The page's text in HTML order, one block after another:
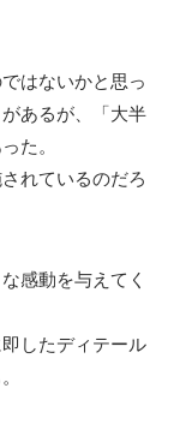
はないかと思っ
あるが、「大半
た。
れているのだろ
感動を与えてく
したディテール